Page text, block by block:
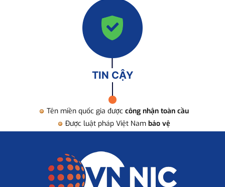
TIN CẬY
Tên miền quốc gia được công nhận toàn cầu
Được luật pháp Việt Nam bảo vệ